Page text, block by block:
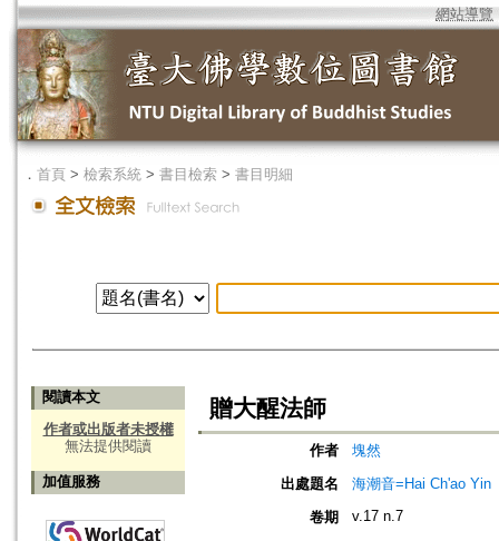
網站導覽
． 首頁 > 檢索系統 > 書目檢索 > 書目明細
閱讀本文
作者或出版者未授權
無法提供閱讀
加值服務
贈大醒法師
作者
塊然
出處題名
海潮音=Hai Ch'ao Yin
卷期
v.17 n.7